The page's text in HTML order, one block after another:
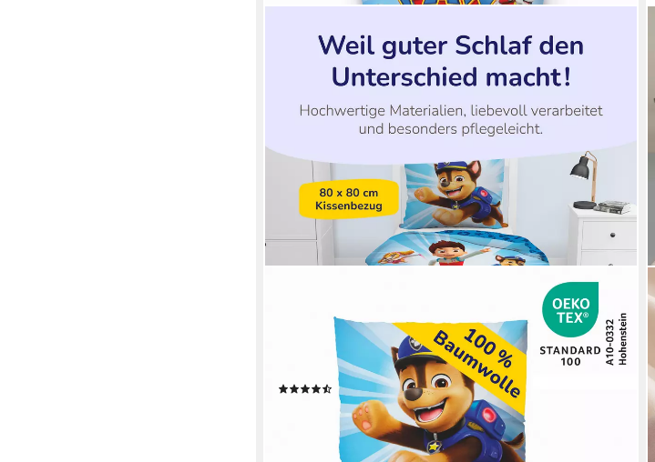
Kinderbettwäsche Paw Patrol 135x200 + 80x80 cm, 100%
Baumwolle, Paw Patrol Mighty Pups, Renforcé, 2 teilig, mit
Reißverschluss, 100% Baumwolle, Bettwäsche-Set für
(4)
UVP42,99 €
lieferbar - in 4-5 Werktagen bei dir